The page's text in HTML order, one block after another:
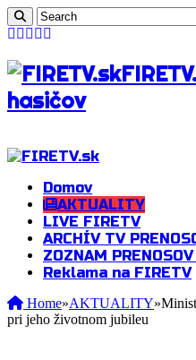
hasičov
Domov
AKTUALITY
LIVE FIRETV
ARCHÍV TV
ZOZNAM
Reklama na FIRETV
Home»AKTUALITY»
pri jeho životnom jubileu